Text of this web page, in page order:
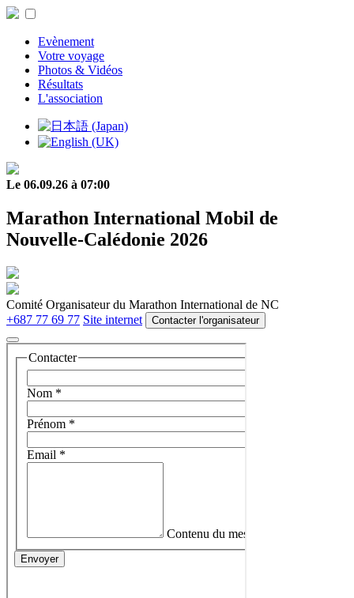
Evènement
Votre voyage
Photos & Vidéos
Résultats
L'association
Le 06.09.26 à 07:00
Marathon International Mobil de
Nouvelle-Calédonie 2026
Comité Organisateur du Marathon International de NC
+687 77 69 77 Site internet Contacter l'organisateur